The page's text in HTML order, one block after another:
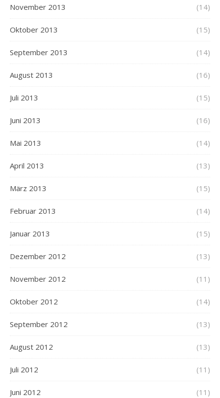
November 2013 (14)
Oktober 2013 (15)
September 2013 (14)
August 2013 (16)
Juli 2013 (15)
Juni 2013 (16)
Mai 2013 (14)
April 2013 (13)
März 2013 (15)
Februar 2013 (14)
Januar 2013 (15)
Dezember 2012 (13)
November 2012 (11)
Oktober 2012 (14)
September 2012 (13)
August 2012 (13)
Juli 2012 (11)
Juni 2012 (11)